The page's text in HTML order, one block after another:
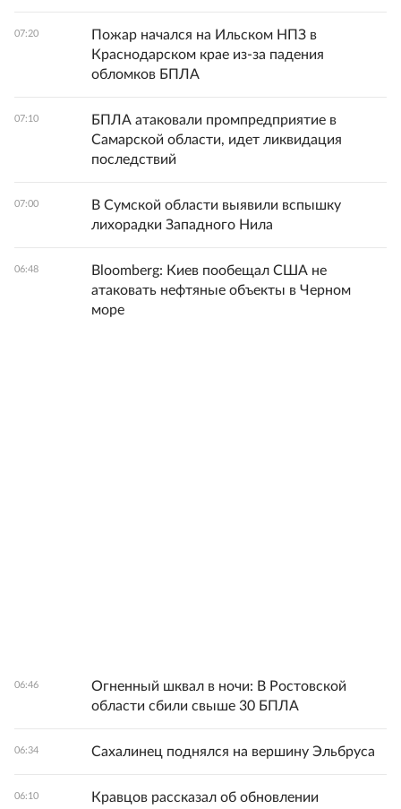
07:20
Пожар начался на Ильском НПЗ в
Краснодарском крае из-за падения
обломков БПЛА
07:10
БПЛА атаковали промпредприятие в
Самарской области, идет ликвидация
последствий
07:00
В Сумской области выявили вспышку
лихорадки Западного Нила
06:48
Bloomberg: Киев пообещал США не
атаковать нефтяные объекты в Черном
море
06:46
Огненный шквал в ночи: В Ростовской
области сбили свыше 30 БПЛА
06:34 Сахалинец поднялся на вершину Эльбруса
06:10
Кравцов рассказал об обновлении